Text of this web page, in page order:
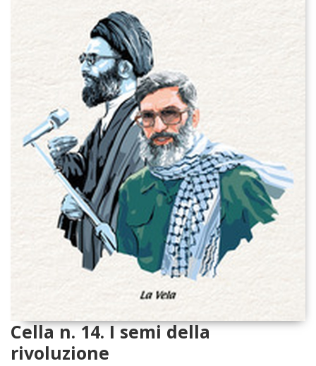
Cella n. 14. I semi della
rivoluzione